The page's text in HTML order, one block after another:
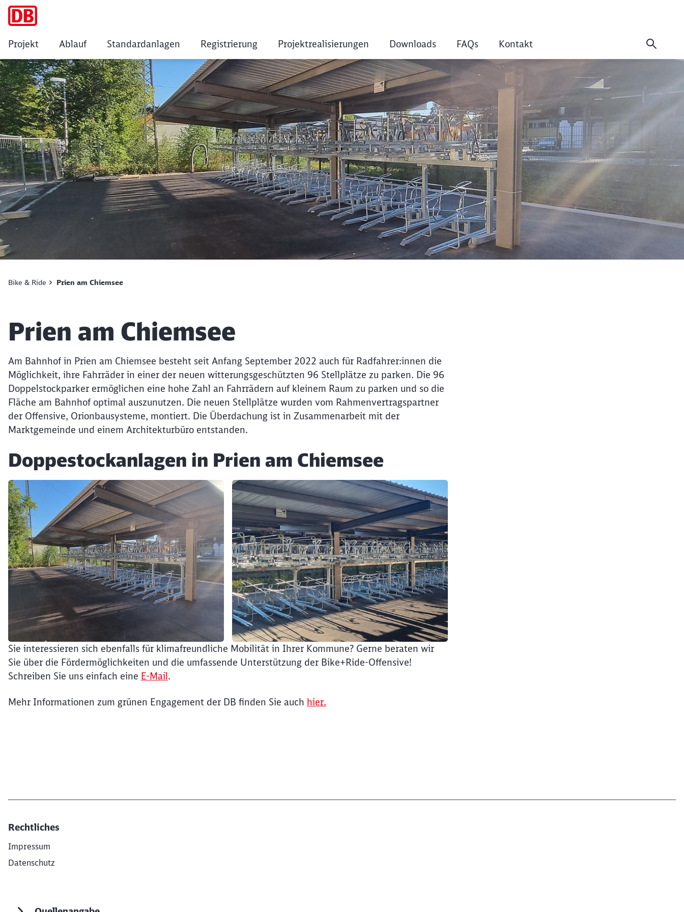
Prien am Chiemsee
Projekt Ablauf Standardanlagen Registrierung Projektrealisierungen Downloads FAQs Kontakt
Bike & Ride Prien am Chiemsee
Artikel:
Prien am Chiemsee
Am Bahnhof in Prien am Chiemsee besteht seit Anfang September 2022 auch für Radfahrer:innen die
Möglichkeit, ihre Fahrräder in einer der neuen witterungsgeschützten 96 Stellplätze zu parken. Die 96
Doppelstockparker ermöglichen eine hohe Zahl an Fahrrädern auf kleinem Raum zu parken und so die
Fläche am Bahnhof optimal auszunutzen. Die neuen Stellplätze wurden vom Rahmenvertragspartner
der Offensive, Orionbausysteme, montiert. Die Überdachung ist in Zusammenarbeit mit der
Marktgemeinde und einem Architekturbüro entstanden.
Doppestockanlagen in Prien am Chiemsee
Klicken, um den folgenden Slider zu überspringen
Ende des Sliders
Sie interessieren sich ebenfalls für klimafreundliche Mobilität in Ihrer Kommune? Gerne beraten wir
Sie über die Fördermöglichkeiten und die umfassende Unterstützung der Bike+Ride-Offensive!
Schreiben Sie uns einfach eine E-Mail.
Mehr Informationen zum grünen Engagement der DB finden Sie auch hier.
Rechtliches
Impressum
Datenschutz
Möchten Sie zuweitergeleitet werden?
Abbrechen Weiter